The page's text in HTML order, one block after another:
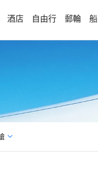
酒店 自由行 郵輪